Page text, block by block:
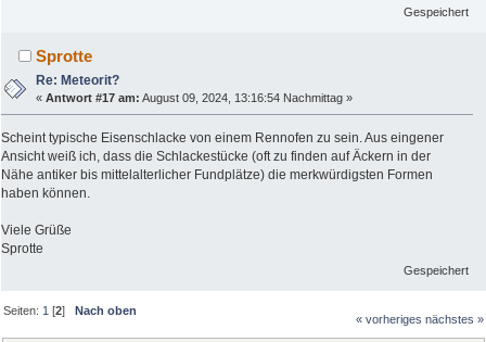
Gespeichert
Sprotte
Re: Meteorit?
«Antwort #17 am: August 09, 2024, 13:16:54 Nachmittag »
Scheint typische Eisenschlacke von einem Rennofen zu sein. Aus eingener
Ansicht weiß ich, dass die Schlackestücke (oft zu finden auf Äckern in der
Nähe antiker bis mittelalterlicher Fundplätze) die merkwürdigsten Formen
haben können.
Viele Grüße
Sprotte
Gespeichert
Seiten: 1 [2]Nach oben
« vorheriges nächstes »